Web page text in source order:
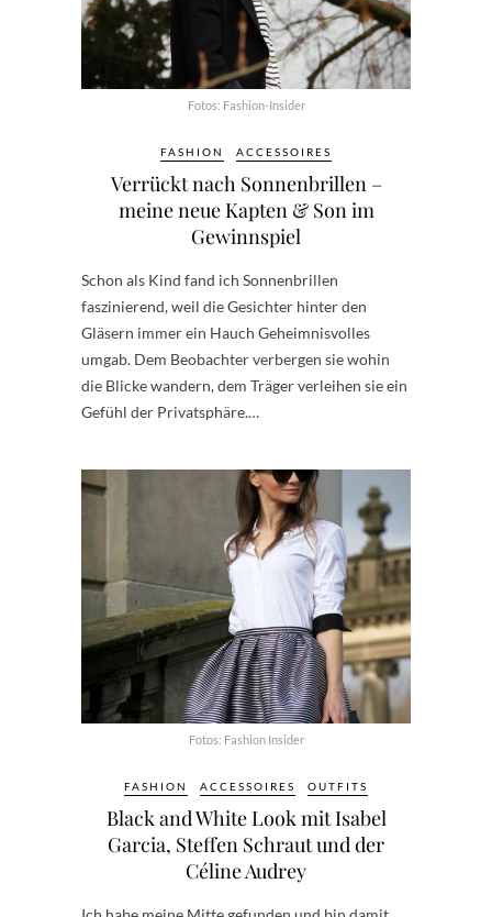
Fotos: Fashion-Insider
FASHION ACCESSOIRES
Verrückt nach Sonnenbrillen –
meine neue Kapten & Son im
Gewinnspiel
Schon als Kind fand ich Sonnenbrillen
faszinierend, weil die Gesichter hinter den
Gläsern immer ein Hauch Geheimnisvolles
umgab. Dem Beobachter verbergen sie wohin
die Blicke wandern, dem Träger verleihen sie ein
Gefühl der Privatsphäre.…
Fotos: Fashion Insider
FASHION ACCESSOIRES OUTFITS
Black and White Look mit Isabel
Garcia, Steffen Schraut und der
Céline Audrey